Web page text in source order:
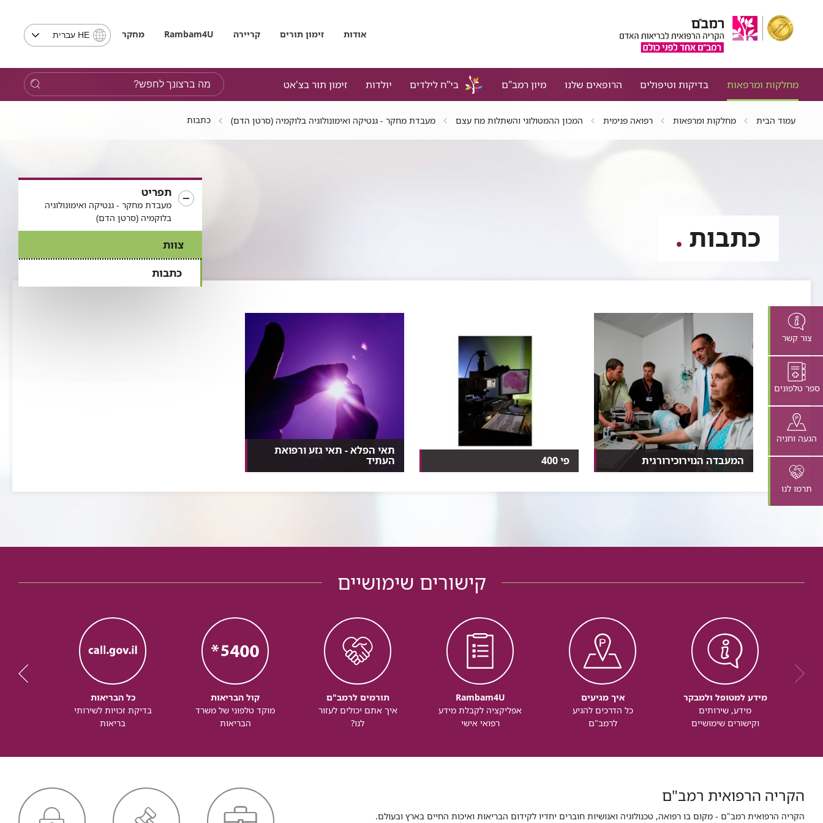
אודות זימון תורים קריירה Rambam4U מחקר
בחירת
שים
לב,
בבחירת
תועבר
HE עברית
מחלקות ומרפאות בדיקות וטיפולים הרופאים שלנו מיון רמב"ם בי"ח לילדים יולדות זימון תור בצ'אט
מה
ברצונך
לחפש?
צור קשר
ספר טלפונים
הגעה וחניה
תרמו לנו
עמוד הבית מחלקות ומרפאות רפואה פנימית המכון ההמטולוגי והשתלות מח עצם מעבדת מחקר - גנטיקה ואימונולוגיה בלוקמיה (סרטן הדם) כתבות
תפריט
מעבדת מחקר - גנטיקה ואימונולוגיה
בלוקמיה (סרטן הדם)
צוות
כתבות
כתבות
המעבדה הנוירוכירורגית
​המבחנה - האנשים שמאחורי
פי 400
הכירו את המיקרוסקופ הווירטואלי,
תאי הפלא - תאי גזע ורפואת
העתיד
הפוטנציאל הגלום בתאי גזע
קישורים שימושיים
מידע למטופל ולמבקר
מידע, שירותים
וקישורים שימושיים
איך מגיעים
כל הדרכים להגיע
לרמב"ם
Rambam4U
אפליקציה לקבלת מידע
רפואי אישי
תורמים לרמב"ם
איך אתם יכולים לעזור
לנו?
קול הבריאות
מוקד טלפוני של משרד
הבריאות
כל הבריאות
בדיקת זכויות לשירותי
בריאות
הקריה הרפואית רמב"ם
הקריה הרפואית רמב"ם - מקום בו רפואה, טכנולוגיה ואנושיות חוברים יחדיו לקידום הבריאות ואיכות החיים בארץ ובעולם.